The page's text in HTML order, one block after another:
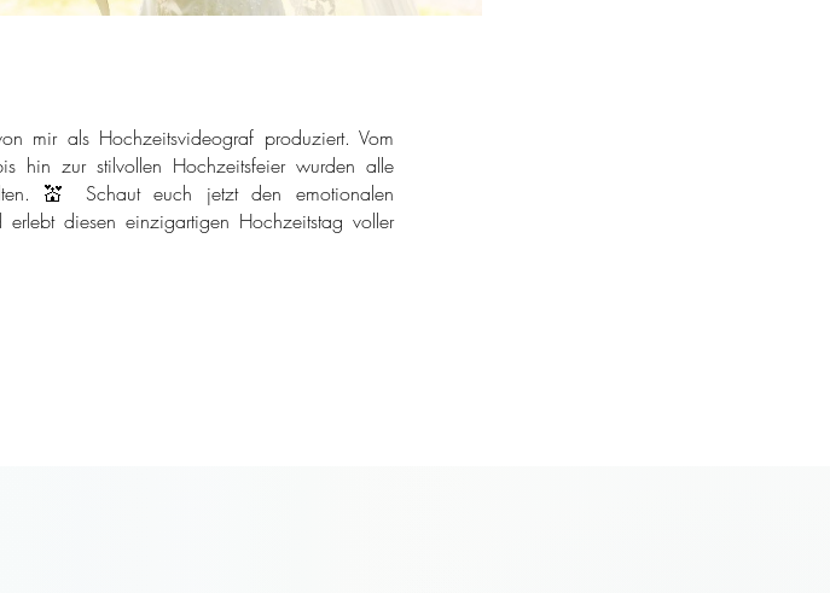
mir als Hochzeitsvideograf produziert. Vom
hin zur stilvollen Hochzeitsfeier wurden alle
💒 Schaut euch jetzt den emotionalen
diesen einzigartigen Hochzeitstag voller